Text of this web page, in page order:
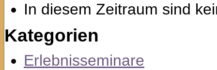
In diesem Zeitraum sind
Kategorien
Erlebnisseminare